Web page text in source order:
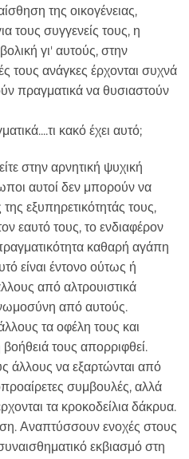
της οικογένειας,
τους συγγενείς τους, η
γι' αυτούς, στην
τους ανάγκες έρχονται συχνά
πραγματικά να θυσιαστούν
κακό έχει αυτό;
στην αρνητική ψυχική
αυτοί δεν μπορούν να
της εξυπηρετικότητάς τους,
εαυτό τους, το ενδιαφέρον
καθαρή αγάπη
είναι έντονο ούτως ή
από αλτρουιστικά
από αυτούς.
τα οφέλη τους και
τους απορριφθεί.
άλλους να εξαρτώνται από
συμβουλές, αλλά
τα κροκοδείλια δάκρυα.
Αναπτύσσουν ενοχές στους
εκβιασμό στη